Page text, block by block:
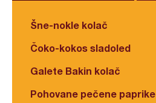
Šne-nokle kolač
Čoko-kokos sladoled
Galete Bakin kolač
Pohovane pečene paprike